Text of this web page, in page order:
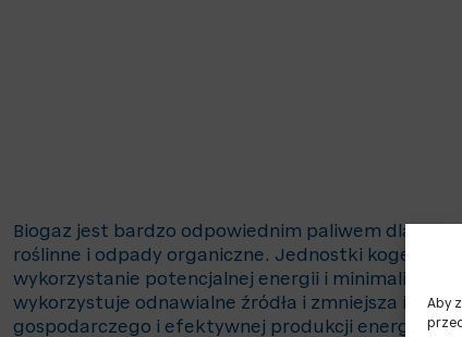
Aby
Biogaz jest bardzo odpowiednim paliwem dla
roślinne i odpady organiczne. Jednostki
wykorzystanie potencjalnej energii i minimalizując
wykorzystuje odnawialne źródła i zmniejsza ilość
gospodarczego i efektywnej produkcji energii.